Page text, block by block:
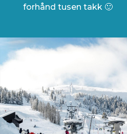
forhånd tusen takk 🙂